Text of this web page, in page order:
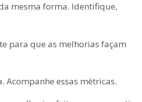
mesma forma. Identifique,
para que as melhorias façam
Acompanhe essas métricas.